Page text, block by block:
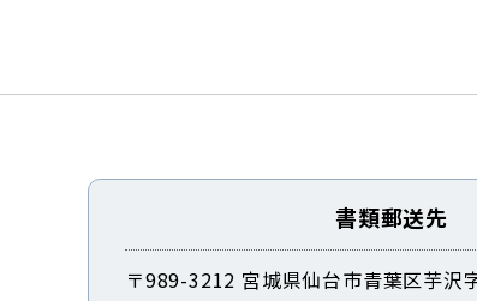
書類郵送先
〒989-3212 宮城県仙台市青葉区芋沢